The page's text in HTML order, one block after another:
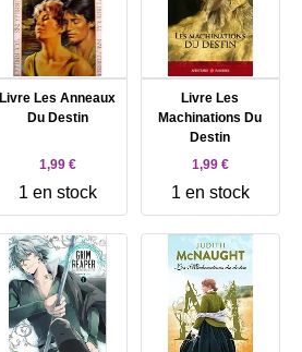
Livre Les Anneaux
Du Destin
1,99 €
1 en stock
Livre Les
Machinations Du
Destin
1,99 €
1 en stock